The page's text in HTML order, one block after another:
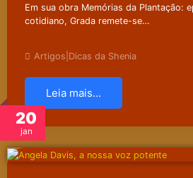
Em sua obra Memórias da Plantação:
cotidiano, Grada remete-se…
Artigos Dicas da Shenia
Leia mais...
20
jan